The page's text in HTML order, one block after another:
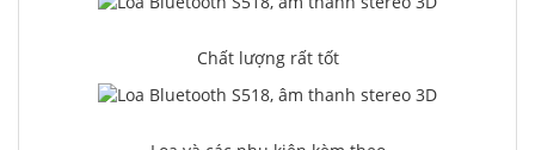
Chất lượng rất tốt